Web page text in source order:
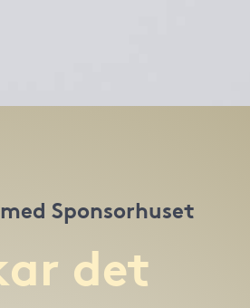
Sponsorhuset
det